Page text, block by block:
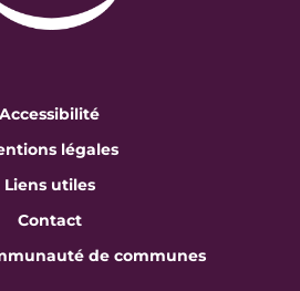
Accessibilité
légales
Liens utiles
Contact
de communes